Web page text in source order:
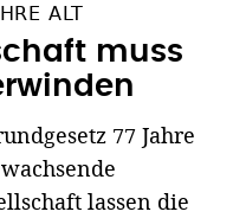
ALT
muss
77 Jahre
lassen die